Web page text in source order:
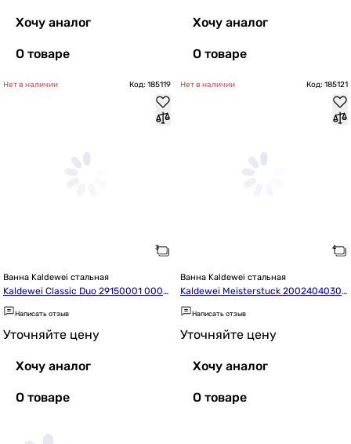
Хочу аналог
О товаре
Хочу аналог
О товаре
Нет в наличии Код: 185119
Ванна Kaldewei стальная
Kaldewei Classic Duo 29150001 0001
190*90
Написать отзыв
Уточняйте цену
Хочу аналог
О товаре
Нет в наличии Код: 185121
Ванна Kaldewei стальная
Kaldewei Meisterstuck 20024040300
1 Centro Duo Oval 180*80 + цельноли
тая панель
Написать отзыв
Уточняйте цену
Хочу аналог
О товаре